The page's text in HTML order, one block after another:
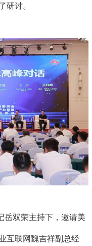
研讨。
岳双荣主持下，邀请美
互联网魏吉祥副总经